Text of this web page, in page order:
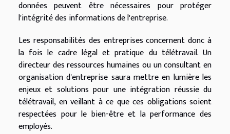
données peuvent être nécessaires pour protéger
l'intégrité des informations de l'entreprise.
Les responsabilités des entreprises concernent donc à
la fois le cadre légal et pratique du télétravail. Un
directeur des ressources humaines ou un consultant en
organisation d'entreprise saura mettre en lumière les
enjeux et solutions pour une intégration réussie du
télétravail, en veillant à ce que ces obligations soient
respectées pour le bien-être et la performance des
employés.